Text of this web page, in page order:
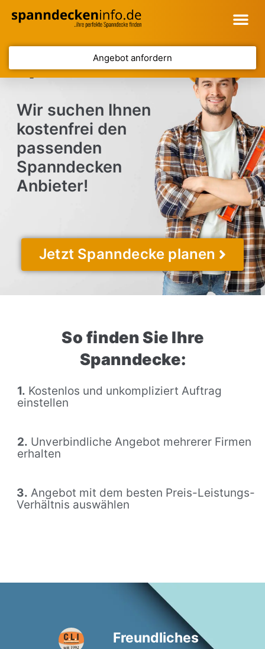
Angebot anfordern
Spanndecke Cottbus
Wir suchen Ihnen
kostenfrei den
passenden
Spanndecken
Anbieter!
Jetzt Spanndecke planen
So finden Sie Ihre
Spanndecke:
1. Kostenlos und unkompliziert Auftrag
einstellen
2. Unverbindliche Angebot mehrerer Firmen
erhalten
3. Angebot mit dem besten Preis-Leistungs-
Verhältnis auswählen
Freundliches